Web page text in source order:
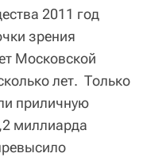
2011 год
зрения
Московской
лет. Только
приличную
миллиарда